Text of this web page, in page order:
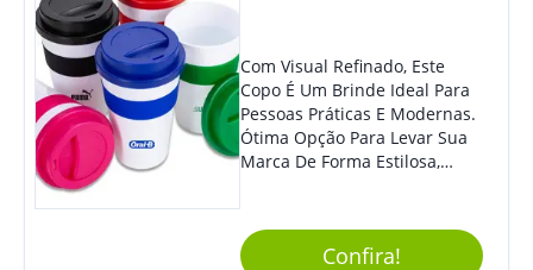
Com Visual Refinado, Este
Copo É Um Brinde Ideal Para
Pessoas Práticas E Modernas.
Ótima Opção Para Levar Sua
Marca De Forma Estilosa,
Reuniões Corporativas Ou Até
Mesmo Para Presentear
Confira!